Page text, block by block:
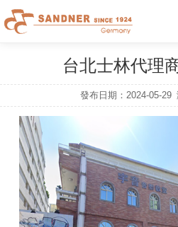
台北士林代理
發布日期：2024-05-29